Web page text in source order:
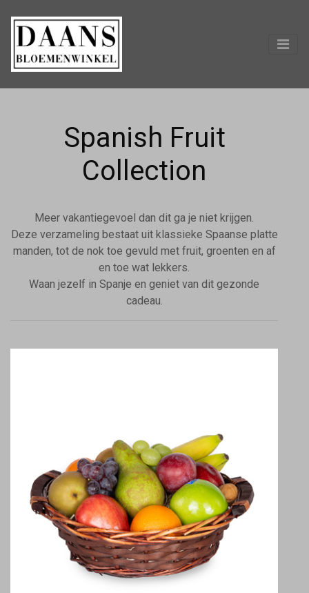
Spanish Fruit
Collection
Meer vakantiegevoel dan dit ga je niet krijgen.
Deze verzameling bestaat uit klassieke Spaanse platte
manden, tot de nok toe gevuld met fruit, groenten en af
en toe wat lekkers.
Waan jezelf in Spanje en geniet van dit gezonde
cadeau.